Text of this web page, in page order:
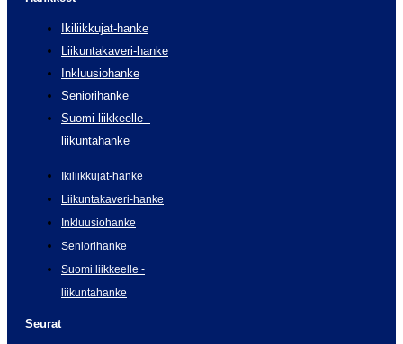
Ikiliikkujat-hanke
Liikuntakaveri-hanke
Inkluusiohanke
Seniorihanke
Suomi liikkeelle -
liikuntahanke
Ikiliikkujat-hanke
Liikuntakaveri-hanke
Inkluusiohanke
Seniorihanke
Suomi liikkeelle -
liikuntahanke
Seurat